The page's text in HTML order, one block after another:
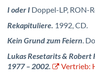
I oder I Doppel-LP, RON-
Rekapituliere. 1992, CD.
Kein Grund zum Feiern.
Lukas Resetarits & Robert
1977 – 2002.
Vertrieb: